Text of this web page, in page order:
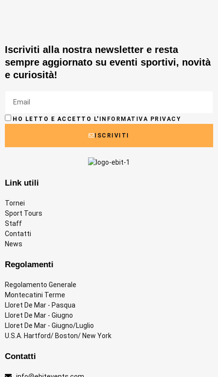
Iscriviti alla nostra newsletter e resta
sempre aggiornato su eventi sportivi, novità
e curiosità!
HO LETTO E ACCETTO L' INFORMATIVA PRIVACY
ISCRIVITI
Link utili
Tornei
Sport Tours
Staff
Contatti
News
Regolamenti
Regolamento Generale
Montecatini Terme
Lloret De Mar - Pasqua
Lloret De Mar - Giugno
Lloret De Mar - Giugno/Luglio
U.S.A. Hartford/ Boston/ New York
Contatti